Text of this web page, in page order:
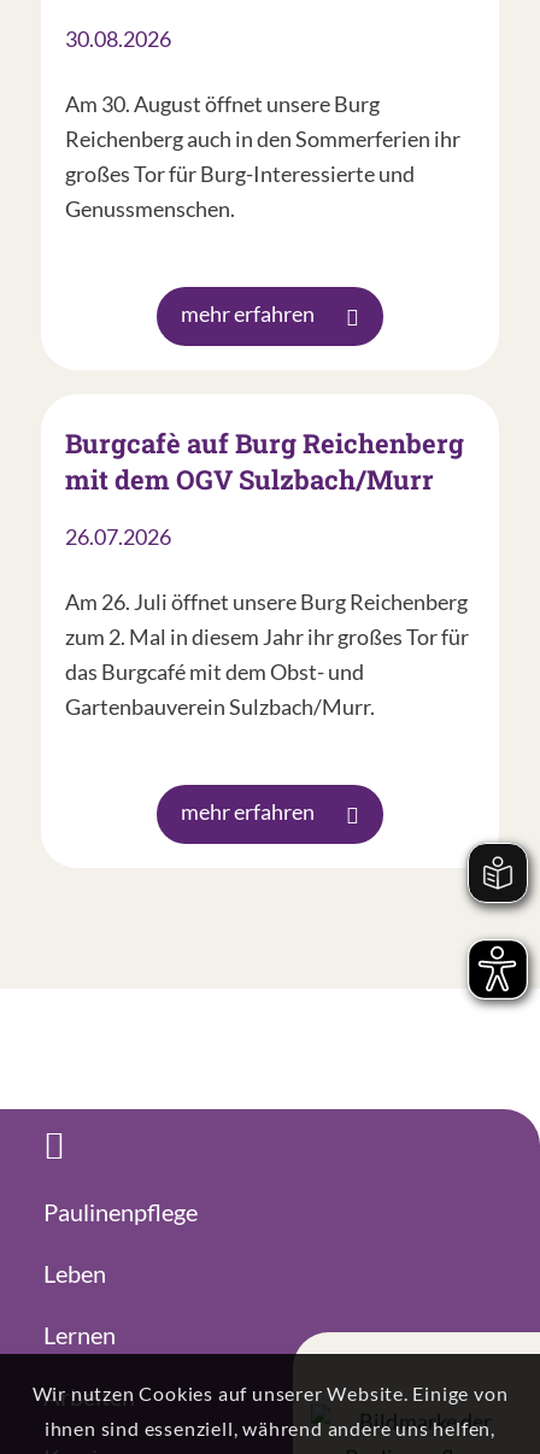
30.08.2026
Am 30. August öffnet unsere Burg
Reichenberg auch in den Sommerferien ihr
großes Tor für Burg-Interessierte und
Genussmenschen.
mehr erfahren
Burgcafè auf Burg Reichenberg
mit dem OGV Sulzbach/Murr
26.07.2026
Am 26. Juli öffnet unsere Burg Reichenberg
zum 2. Mal in diesem Jahr ihr großes Tor für
das Burgcafé mit dem Obst- und
Gartenbauverein Sulzbach/Murr.
mehr erfahren
Paulinenpflege
Leben
Lernen
Arbeiten
Wir nutzen Cookies auf unserer Website. Einige von
ihnen sind essenziell, während andere uns helfen,